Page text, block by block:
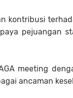
kontribusi
pejuangan
meeting
ancaman